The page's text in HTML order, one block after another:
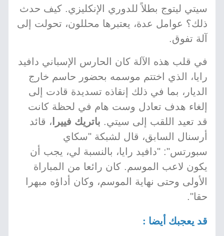
سيتي ليتوج بطلاً للدوري الإنكليزي. كيف حدث
ذلك؟ عوامل عدة، يعتبرها محللون، تحولت إلى
آلة تفوق.
في قلب هذه الآلة كان الحارس الإسباني دافيد
رايا، الذي اختتم موسمه بحضور حاسم خارج
الديار، بما في ذلك إنقاذه تسديدة قادت إلى
إلغاء هدف تعادل وست هام في لحظة كانت
قد تعيد اللقب إلى سيتي. باتريك فييرا ، قائد
أرسنال السابق، قال لشبكة "سكاي
سبورتس": "دافيد رايا، بالنسبة لي، يجب أن
يكون لاعب الموسم. كان رائعا من المباراة
الأولى وحتى نهاية الموسم، وكان أداؤه مبهرا
حقا".
قد يعجبك أيضا :